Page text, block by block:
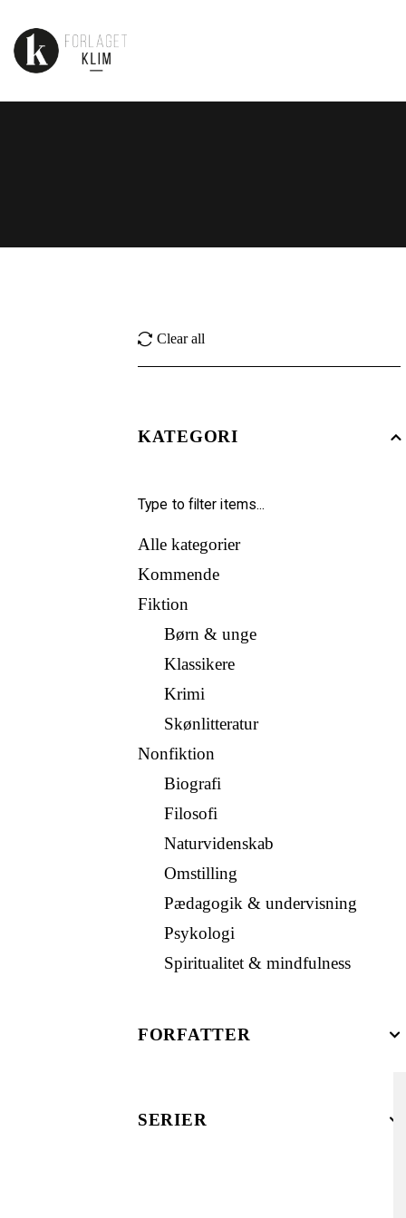
Clear all
KATEGORI
Alle kategorier
Kommende
Fiktion
Børn & unge
Klassikere
Krimi
Skønlitteratur
Nonfiktion
Biografi
Filosofi
Naturvidenskab
Omstilling
Pædagogik & undervisning
Psykologi
Spiritualitet & mindfulness
FORFATTER
SERIER